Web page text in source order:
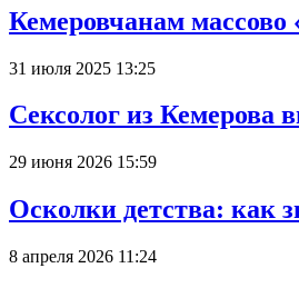
Кемеровчанам массово
31 июля 2025 13:25
Сексолог из Кемерова
29 июня 2026 15:59
Осколки детства: как
8 апреля 2026 11:24